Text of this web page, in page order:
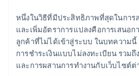
หนึ่งในวิธีที่มีประสิทธิภาพที่สุดในการ
และเพิ่มอัตราการแปลงคือการเสนอก
ลูกค้าที่ไม่ได้เข้าสู่ระบบ ในบทความนี้
การชำระเงินแบบไม่ลงทะเบียน รวม
และการผสานการทำงานกับเว็บไซต์ต่